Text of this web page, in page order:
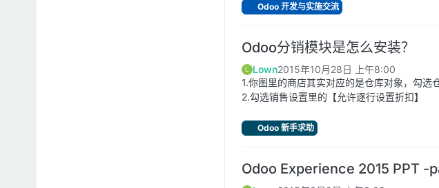
Odoo 开发与实施交流
Odoo分销模块是怎么安装？
L Lown2015年10月28日 上午8:00
1.你图里的商店其实对应的是仓库对象，勾选
2.勾选销售设置里的【允许逐行设置折扣】
Odoo 新手求助
Odoo Experience 2015 PPT -